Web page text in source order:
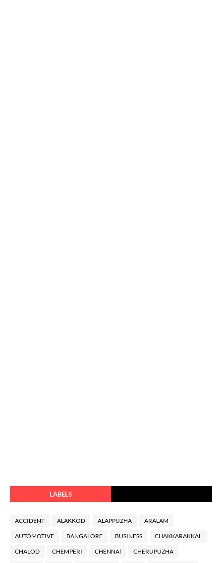
LABELS
ACCIDENT ALAKKOD ALAPPUZHA ARALAM
AUTOMOTIVE BANGALORE BUSINESS CHAKKARAKKAL
CHALOD CHEMPERI CHENNAl CHERUPUZHA